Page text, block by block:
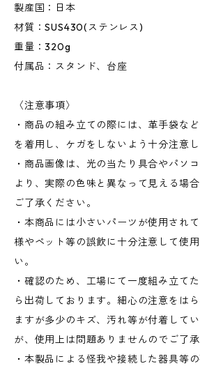
製産国：日本
材質：SUS430(ステンレス)
重量：320g
付属品：スタンド、台座
〈注意事項〉
・商品の組み立ての際には、革手袋な
を着用し、ケガをしないよう十分注意し
・商品画像は、光の当たり具合やパソ
より、実際の色味と異なって見える場
ご了承ください。
・本商品には小さいパーツが使用され
様やペット等の誤飲に十分注意して使
い。
・確認のため、工場にて一度組み立て
ら出荷しております。細心の注意をは
ますが多少のキズ、汚れ等が付着して
が、使用上は問題ありませんのでご了承
・本製品による怪我や接続した器具等